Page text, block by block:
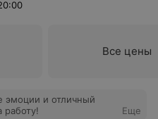
Все цены
эмоции и отличный
работу!
Еще